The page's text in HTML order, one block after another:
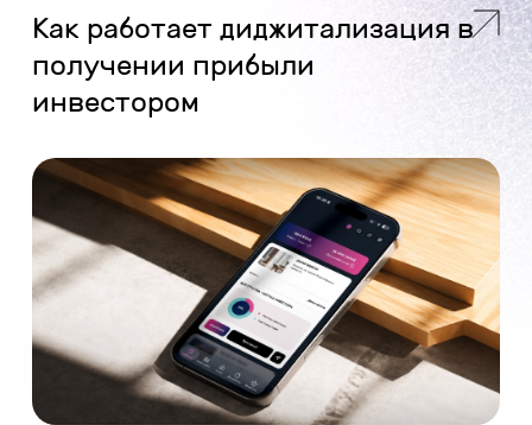
Как работает диджитализация в
получении прибыли
инвестором